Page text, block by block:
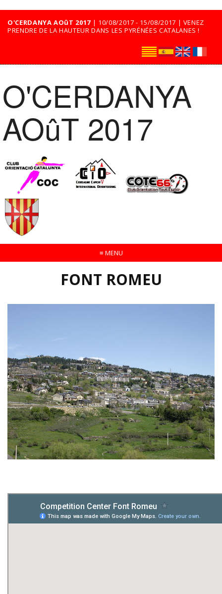
O'CERDANYA AOûT 2017 | 10/08/2017 - 15/08/2017 | VENEZ
PRENDRE DE LA HAUTEUR DANS LES PYRÉNÉES CATALANES !
O'CERDANYA
AOûT 2017
≡ MENU
FONT ROMEU